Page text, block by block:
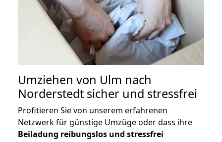
Umziehen von Ulm nach
Norderstedt sicher und stressfrei
Profitieren Sie von unserem erfahrenen
Netzwerk für günstige Umzüge oder dass ihre
Beiladung reibungslos und stressfrei